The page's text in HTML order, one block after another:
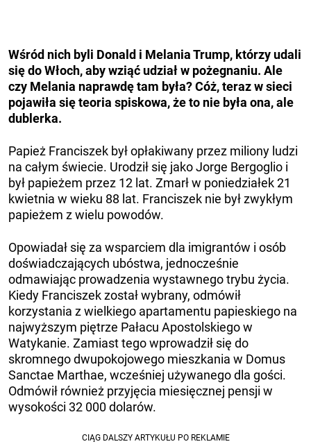
Wśród nich byli Donald i Melania Trump, którzy udali
się do Włoch, aby wziąć udział w pożegnaniu. Ale
czy Melania naprawdę tam była? Cóż, teraz w sieci
pojawiła się teoria spiskowa, że ​​to nie była ona, ale
dublerka.
Papież Franciszek był opłakiwany przez miliony ludzi
na całym świecie. Urodził się jako Jorge Bergoglio i
był papieżem przez 12 lat. Zmarł w poniedziałek 21
kwietnia w wieku 88 lat. Franciszek nie był zwykłym
papieżem z wielu powodów.
Opowiadał się za wsparciem dla imigrantów i osób
doświadczających ubóstwa, jednocześnie
odmawiając prowadzenia wystawnego trybu życia.
Kiedy Franciszek został wybrany, odmówił
korzystania z wielkiego apartamentu papieskiego na
najwyższym piętrze Pałacu Apostolskiego w
Watykanie. Zamiast tego wprowadził się do
skromnego dwupokojowego mieszkania w Domus
Sanctae Marthae, wcześniej używanego dla gości.
Odmówił również przyjęcia miesięcznej pensji w
wysokości 32 000 dolarów.